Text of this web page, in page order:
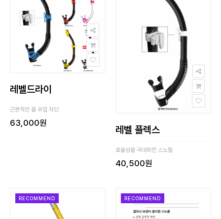
레벨드라이
근본적인 물 유입 차단
63,000원
레벨 플렉스
효율성을 극대화한 스노컬
40,500원
RECOMMEND RECOMMEND